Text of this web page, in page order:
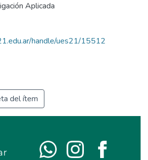
Aplicada
handle/ues21/15512
del ítem